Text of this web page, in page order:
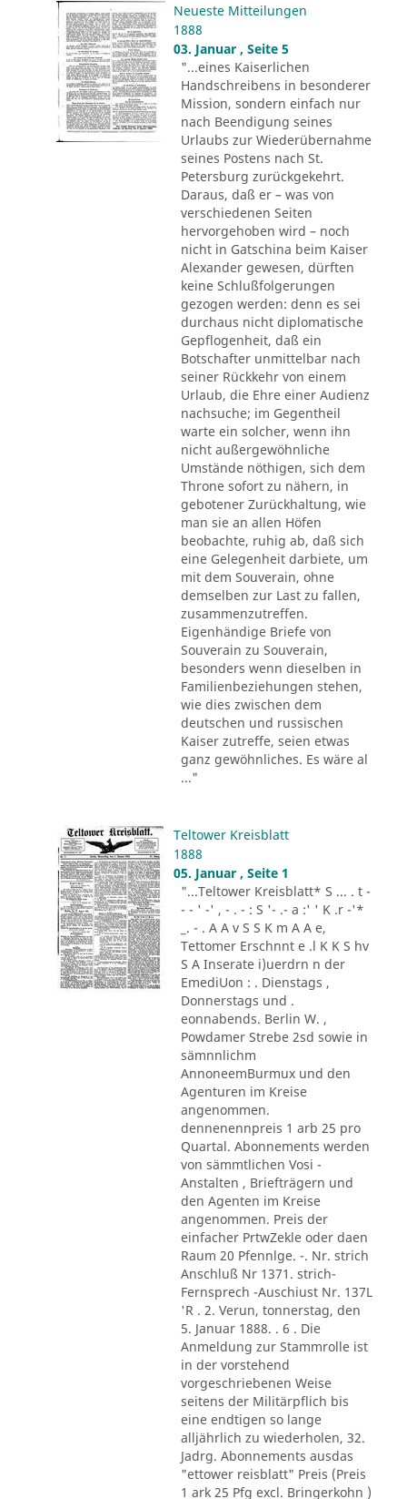
Neueste Mitteilungen
1888
03. Januar , Seite 5
"...eines Kaiserlichen
Handschreibens in besonderer
Mission, sondern einfach nur
nach Beendigung seines
Urlaubs zur Wiederübernahme
seines Postens nach St.
Petersburg zurückgekehrt.
Daraus, daß er – was von
verschiedenen Seiten
hervorgehoben wird – noch
nicht in Gatschina beim Kaiser
Alexander gewesen, dürften
keine Schlußfolgerungen
gezogen werden: denn es sei
durchaus nicht diplomatische
Gepflogenheit, daß ein
Botschafter unmittelbar nach
seiner Rückkehr von einem
Urlaub, die Ehre einer Audienz
nachsuche; im Gegentheil
warte ein solcher, wenn ihn
nicht außergewöhnliche
Umstände nöthigen, sich dem
Throne sofort zu nähern, in
gebotener Zurückhaltung, wie
man sie an allen Höfen
beobachte, ruhig ab, daß sich
eine Gelegenheit darbiete, um
mit dem Souverain, ohne
demselben zur Last zu fallen,
zusammenzutreffen.
Eigenhändige Briefe von
Souverain zu Souverain,
besonders wenn dieselben in
Familienbeziehungen stehen,
wie dies zwischen dem
deutschen und russischen
Kaiser zutreffe, seien etwas
ganz gewöhnliches. Es wäre al
..."
Teltower Kreisblatt
1888
05. Januar , Seite 1
"...Teltower Kreisblatt* S ... . t -
- - ' -' , - . - : S '- .- a :' ' K .r -'*
_. - . A A v S S K m A A e,
Tettomer Erschnnt e .l K K S hv
S A Inserate i)uerdrn n der
EmediUon : . Dienstags ,
Donnerstags und .
eonnabends. Berlin W. ,
Powdamer Strebe 2sd sowie in
sämnnlichm
AnnoneemBurmux und den
Agenturen im Kreise
angenommen.
dennenennpreis 1 arb 25 pro
Quartal. Abonnements werden
von sämmtlichen Vosi -
Anstalten , Briefträgern und
den Agenten im Kreise
angenommen. Preis der
einfacher PrtwZekle oder daen
Raum 20 Pfennlge. -. Nr. strich
Anschluß Nr 1371. strich-
Fernsprech -Auschiust Nr. 137L
'R . 2. Verun, tonnerstag, den
5. Januar 1888. . 6 . Die
Anmeldung zur Stammrolle ist
in der vorstehend
vorgeschriebenen Weise
seitens der Militärpflich bis
eine endtigen so lange
alljährlich zu wiederholen, 32.
Jadrg. Abonnements ausdas
"ettower reisblatt" Preis (Preis
1 ark 25 Pfg excl. Bringerkohn )